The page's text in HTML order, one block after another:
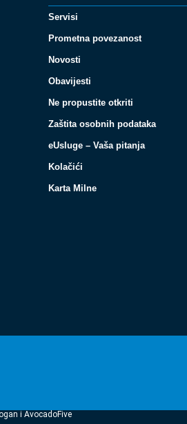
Servisi
Prometna povezanost
Novosti
Obavijesti
Ne propustite otkriti
Zaštita osobnih podataka
eUsluge – Vaša pitanja
Kolačići
Karta Milne
i AvocadoFive